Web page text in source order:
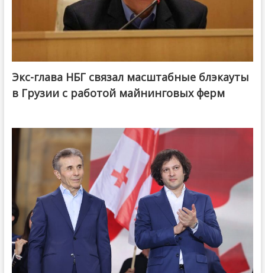
Экс-глава НБГ связал масштабные блэкауты
в Грузии с работой майнинговых ферм